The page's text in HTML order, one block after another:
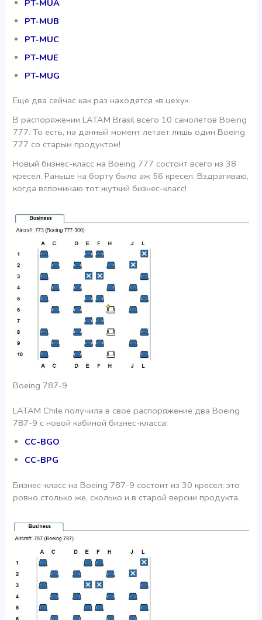
PT-MUA
PT-MUB
PT-MUC
PT-MUE
PT-MUG
Еще два сейчас как раз находятся «в цеху».
В распоряжении LATAM Brasil всего 10 самолетов Boeing
777. То есть, на данный момент летает лишь один Boeing
777 со старым продуктом!
Новый бизнес-класс на Boeing 777 состоит всего из 38
кресел. Раньше на борту было аж 56 кресел. Вздрагиваю,
когда вспоминаю тот жуткий бизнес-класс!
Boeing 787-9
LATAM Chile получила в свое распоряжение два Boeing
787-9 с новой кабиной бизнес-класса:
CC-BGO
CC-BPG
Бизнес-класс на Boeing 787-9 состоит из 30 кресел; это
ровно столько же, сколько и в старой версии продукта.